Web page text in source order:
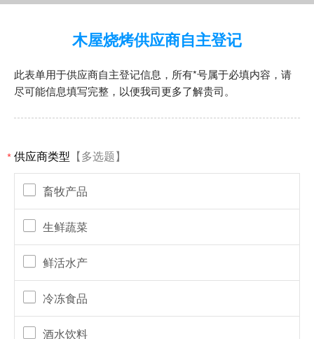
木屋烧烤供应商自主登记
此表单用于供应商自主登记信息，所有*号属于必填内容，请
尽可能信息填写完整，以便我司更多了解贵司。
*供应商类型 【多选题】
畜牧产品
生鲜蔬菜
鲜活水产
冷冻食品
酒水饮料